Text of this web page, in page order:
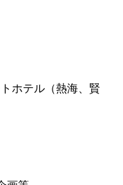
ホテル（熱海、賢